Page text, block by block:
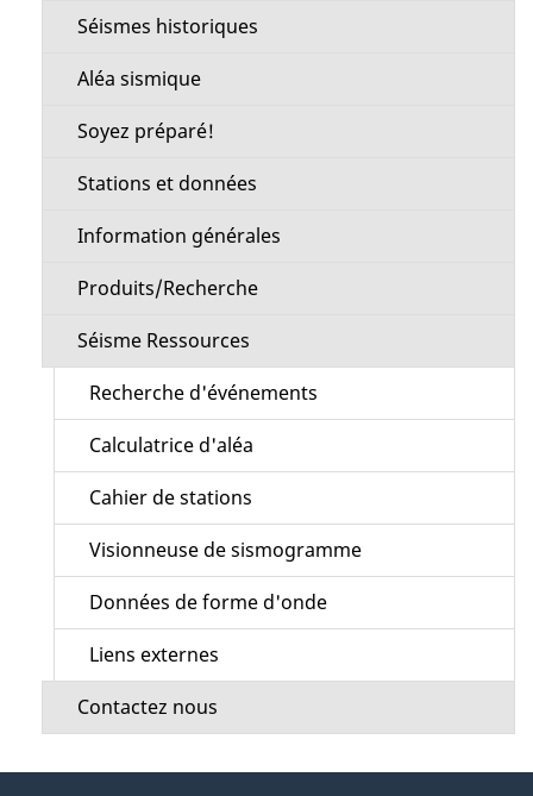
Séismes historiques
Aléa sismique
Soyez préparé!
Stations et données
Information générales
Produits/Recherche
Séisme Ressources
Recherche d'événements
Calculatrice d'aléa
Cahier de stations
Visionneuse de sismogramme
Données de forme d'onde
Liens externes
Contactez nous